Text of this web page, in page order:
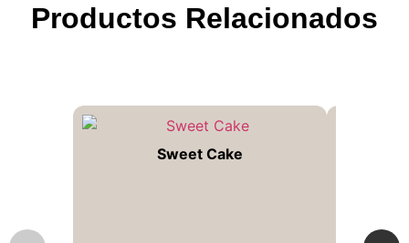
Productos Relacionados
Sweet Cake